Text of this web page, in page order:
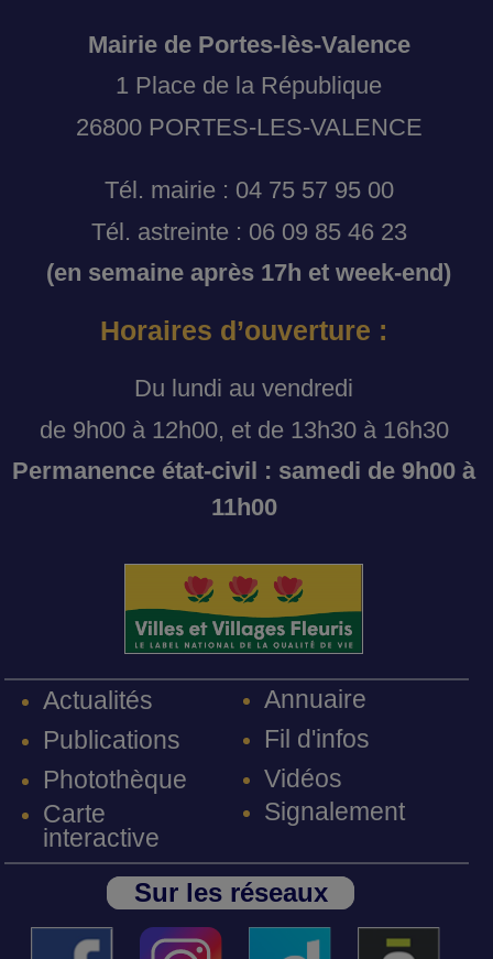
Mairie de Portes-lès-Valence
1 Place de la République
26800 PORTES-LES-VALENCE
Tél. mairie : 04 75 57 95 00
Tél. astreinte : 06 09 85 46 23
(en semaine après 17h et week-end)
Horaires d’ouverture :
Du lundi au vendredi
de 9h00 à 12h00, et de 13h30 à 16h30
Permanence état-civil : samedi de 9h00 à
11h00
Actualités
Publications
Photothèque
Carte
interactive
Annuaire
Fil d'infos
Vidéos
Signalement
Sur les réseaux